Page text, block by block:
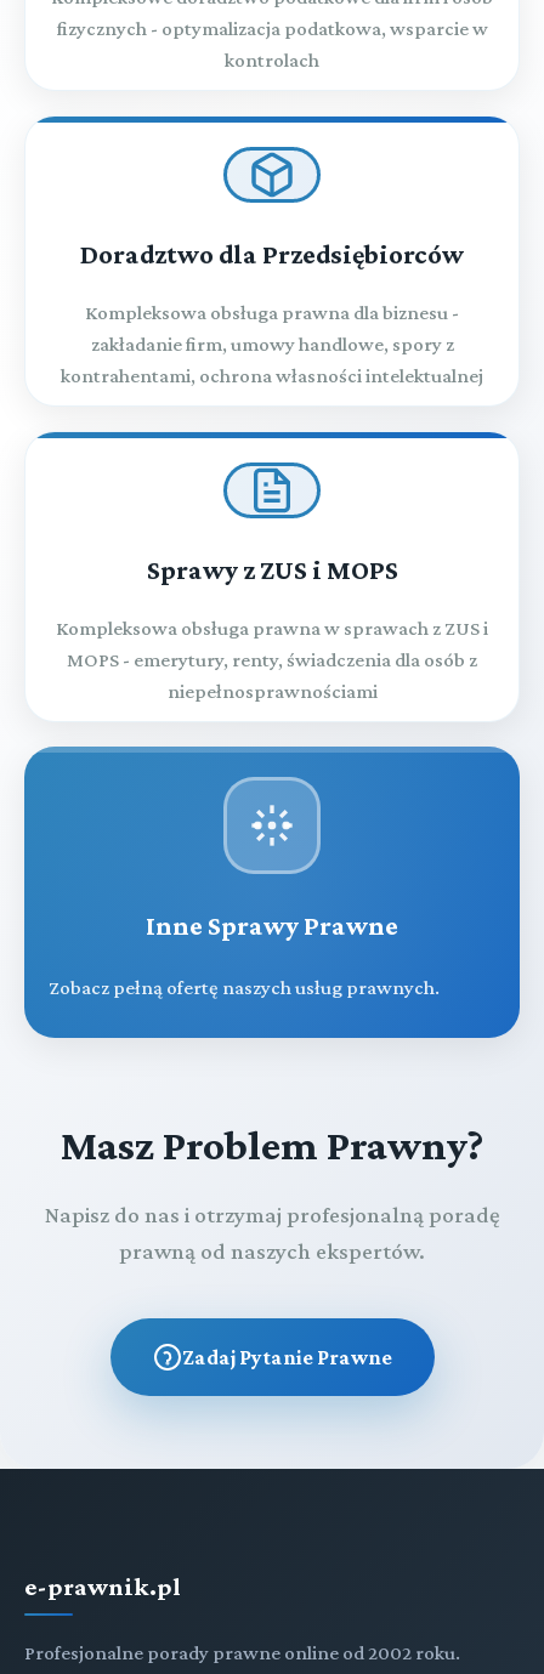
fizycznych - optymalizacja podatkowa, wsparcie w
kontrolach
Doradztwo dla Przedsiębiorców
Kompleksowa obsługa prawna dla biznesu -
zakładanie firm, umowy handlowe, spory z
kontrahentami, ochrona własności intelektualnej
Sprawy z ZUS i MOPS
Kompleksowa obsługa prawna w sprawach z ZUS i
MOPS - emerytury, renty, świadczenia dla osób z
niepełnosprawnościami
Inne Sprawy Prawne
Zobacz pełną ofertę naszych usług prawnych.
Masz Problem Prawny?
Napisz do nas i otrzymaj profesjonalną poradę
prawną od naszych ekspertów.
Zadaj Pytanie Prawne
e-prawnik.pl
Profesjonalne porady prawne online od 2002 roku.